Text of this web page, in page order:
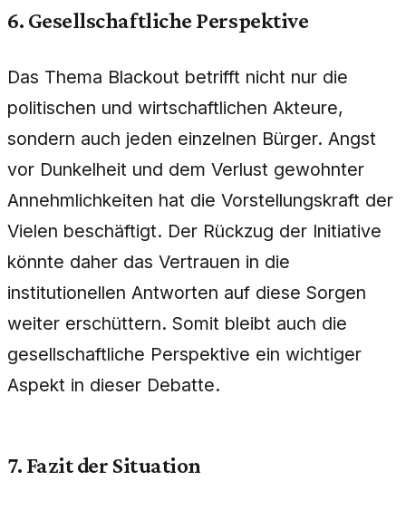
6. Gesellschaftliche Perspektive
Das Thema Blackout betrifft nicht nur die
politischen und wirtschaftlichen Akteure,
sondern auch jeden einzelnen Bürger. Angst
vor Dunkelheit und dem Verlust gewohnter
Annehmlichkeiten hat die Vorstellungskraft der
Vielen beschäftigt. Der Rückzug der Initiative
könnte daher das Vertrauen in die
institutionellen Antworten auf diese Sorgen
weiter erschüttern. Somit bleibt auch die
gesellschaftliche Perspektive ein wichtiger
Aspekt in dieser Debatte.
7. Fazit der Situation